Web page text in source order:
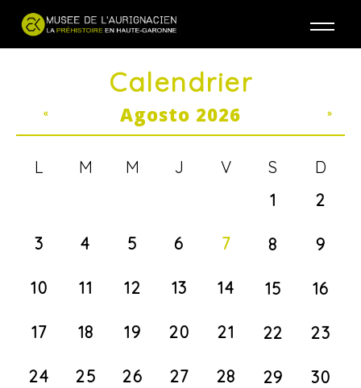
Calendrier
Agosto 2026
« »
L M M J V S
D
1
2
3 4 5 6 7 8 9
10 11 12 13 14 15 16
17 18 19 20 21 22 23
24 25 26 27 28 29 30